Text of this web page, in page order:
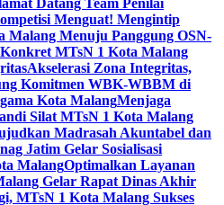
Datang Team Penilai
Menguat! Mengintip
Malang Menuju Panggung OSN-
MTsN 1 Kota Malang
Akselerasi Zona Integritas,
Komitmen WBK-WBBM di
Kota MalangMenjaga
Silat MTsN 1 Kota Malang
Madrasah Akuntabel dan
Jatim Gelar Sosialisasi
MalangOptimalkan Layanan
Gelar Rapat Dinas Akhir
MTsN 1 Kota Malang Sukses